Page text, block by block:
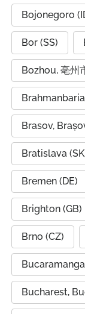
Bojonegoro
Bor (SS)
Bozhou, 亳州
Brahmanbaria,
Brasov,
Bratislava
Bremen (DE)
Brighton (GB)
Brno (CZ)
Bucharest,